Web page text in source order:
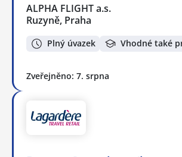
ALPHA FLIGHT a.s.
Ruzyně, Praha
Plný úvazek Vhodné také
Zveřejněno: 7. srpna